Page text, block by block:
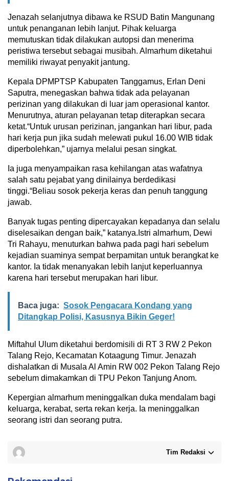
Jenazah selanjutnya dibawa ke RSUD Batin Mangunang
untuk penanganan lebih lanjut. Pihak keluarga
memutuskan tidak dilakukan autopsi dan menerima
peristiwa tersebut sebagai musibah. Almarhum diketahui
memiliki riwayat penyakit jantung.
Kepala DPMPTSP Kabupaten Tanggamus, Erlan Deni
Saputra, menegaskan bahwa tidak ada pelayanan
perizinan yang dilakukan di luar jam operasional kantor.
Menurutnya, aturan pelayanan tetap diterapkan secara
ketat.“Untuk urusan perizinan, jangankan hari libur, pada
hari kerja pun jika sudah melewati pukul 16.00 WIB tidak
diperbolehkan,” ujarnya melalui pesan singkat.
Ia juga menyampaikan rasa kehilangan atas wafatnya
salah satu pejabat yang dinilainya berdedikasi
tinggi.“Beliau sosok pekerja keras dan penuh tanggung
jawab.
Banyak tugas penting dipercayakan kepadanya dan selalu
diselesaikan dengan baik,” katanya.Istri almarhum, Dewi
Tri Rahayu, menuturkan bahwa pada pagi hari sebelum
kejadian suaminya sempat berpamitan untuk berangkat ke
kantor. Ia tidak menanyakan lebih lanjut keperluannya
karena hari tersebut merupakan hari libur.
Baca juga: Sosok Pengacara Kondang yang
Ditangkap Polisi, Kasusnya Bikin Geger!
Miftahul Ulum diketahui berdomisili di RT 3 RW 2 Pekon
Talang Rejo, Kecamatan Kotaagung Timur. Jenazah
dishalatkan di Musala Al Amin RW 002 Pekon Talang Rejo
sebelum dimakamkan di TPU Pekon Tanjung Anom.
Kepergian almarhum meninggalkan duka mendalam bagi
keluarga, kerabat, serta rekan kerja. Ia meninggalkan
seorang istri dan seorang putra.
Tim Redaksi